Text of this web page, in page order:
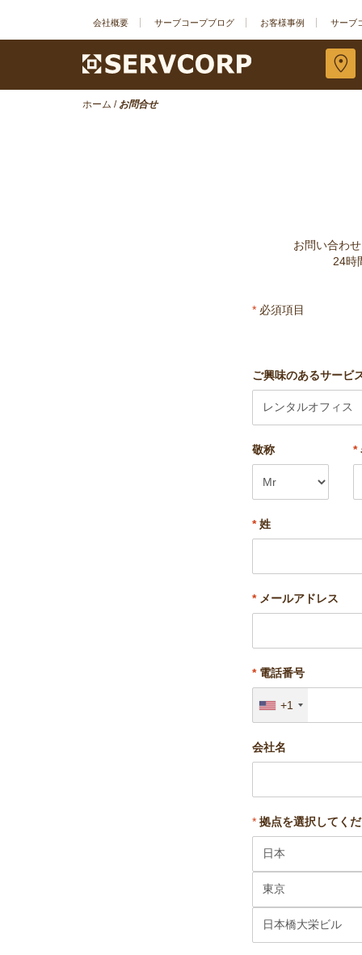
会社概要 サーブコープブログ お客様事例 サーブ
ホーム / お問合せ
お問い合わ
24時
*必須項目
ご興味のあるサービ
敬称 *
*姓
*メールアドレス
*電話番号
+1
会社名
* 拠点を選択してく